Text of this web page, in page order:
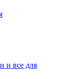
и все для